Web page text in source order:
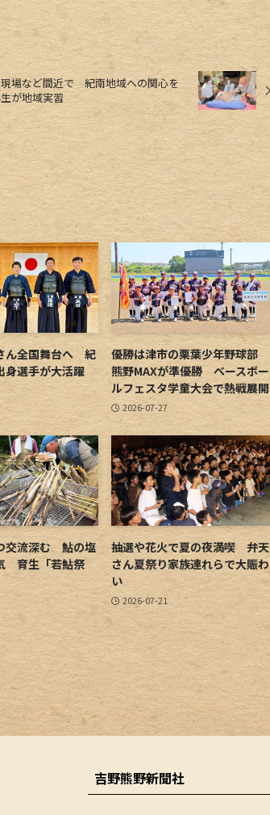
現場など間近で 紀南地域への関心を
が地域実習
ん全国舞台へ 紀
身選手が大活躍
優勝は津市の栗葉少年野球部
熊野MAXが準優勝 ベースボー
ルフェスタ学童大会で熱戦展開
2026-07-27
交流深む 鮎の塩
育生「若鮎祭
抽選や花火で夏の夜満喫 弁天
さん夏祭り家族連れらで大賑わ
い
2026-07-21
吉野熊野新聞社